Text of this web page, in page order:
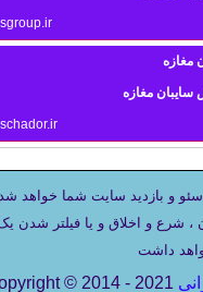
مغازه
مغازه
و بازدید سایت شما خواهد
شرع و اخلاق و یا فیلتر شدن
© 2014 - 2021